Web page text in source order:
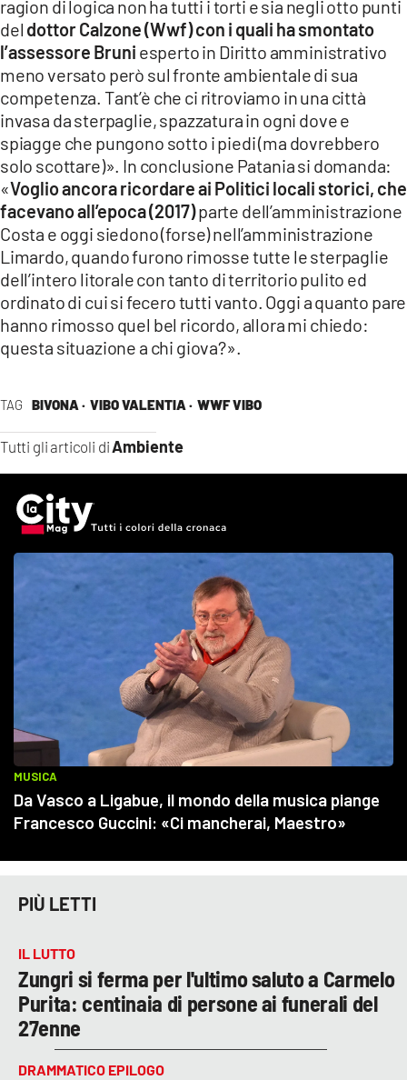
TAG BIVONA · VIBO VALENTIA · WWF VIBO
Tutti gli articoli diAmbiente
ragion di logica non ha tutti i torti e sia negli otto punti
del dottor Calzone (Wwf) con i quali ha smontato
l’assessore Bruni esperto in Diritto amministrativo
meno versato però sul fronte ambientale di sua
competenza. Tant’è che ci ritroviamo in una città
invasa da sterpaglie, spazzatura in ogni dove e
spiagge che pungono sotto i piedi (ma dovrebbero
solo scottare)». In conclusione Patania si domanda:
«Voglio ancora ricordare ai Politici locali storici, che
facevano all’epoca (2017)parte dell’amministrazione
Costa e oggi siedono (forse) nell’amministrazione
Limardo, quando furono rimosse tutte le sterpaglie
dell’intero litorale con tanto di territorio pulito ed
ordinato di cui si fecero tutti vanto. Oggi a quanto pare
hanno rimosso quel bel ricordo, allora mi chiedo:
questa situazione a chi giova?».
PIÙ LETTI
IL LUTTO
Zungri si ferma per l'ultimo saluto a Carmelo
Purita: centinaia di persone ai funerali del
27enne
DRAMMATICO EPILOGO